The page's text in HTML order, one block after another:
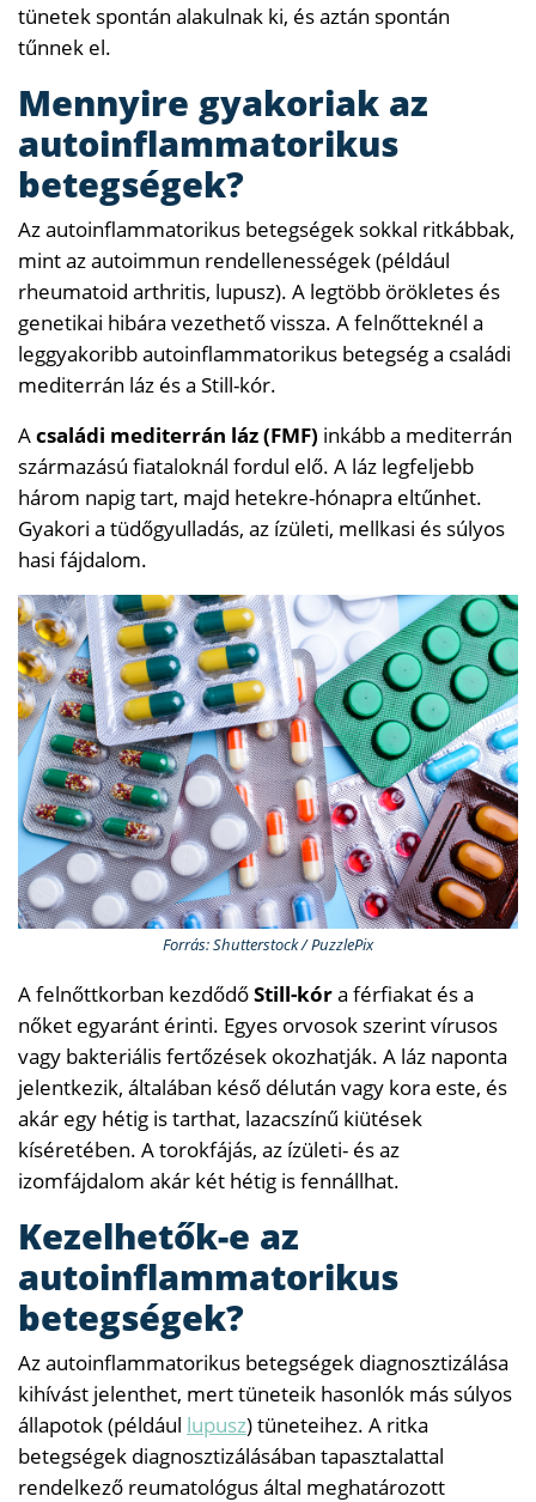
tünetek spontán alakulnak ki, és aztán spontán
tűnnek el.
Mennyire gyakoriak az
autoinflammatorikus
betegségek?
Az autoinflammatorikus betegségek sokkal ritkábbak,
mint az autoimmun rendellenességek (például
rheumatoid arthritis, lupusz). A legtöbb örökletes és
genetikai hibára vezethető vissza. A felnőtteknél a
leggyakoribb autoinflammatorikus betegség a családi
mediterrán láz és a Still-kór.
Acsaládi mediterrán láz (FMF) inkább a mediterrán
származású fiataloknál fordul elő. A láz legfeljebb
három napig tart, majd hetekre-hónapra eltűnhet.
Gyakori a tüdőgyulladás, az ízületi, mellkasi és súlyos
hasi fájdalom.
Forrás: Shutterstock / PuzzlePix
A felnőttkorban kezdődőStill-kóra férfiakat és a
nőket egyaránt érinti. Egyes orvosok szerint vírusos
vagy bakteriális fertőzések okozhatják. A láz naponta
jelentkezik, általában késő délután vagy kora este, és
akár egy hétig is tarthat, lazacszínű kiütések
kíséretében. A torokfájás, az ízületi- és az
izomfájdalom akár két hétig is fennállhat.
Kezelhetők-e az
autoinflammatorikus
betegségek?
Az autoinflammatorikus betegségek diagnosztizálása
kihívást jelenthet, mert tüneteik hasonlók más súlyos
állapotok (például lupusz) tüneteihez. A ritka
betegségek diagnosztizálásában tapasztalattal
rendelkező reumatológus által meghatározott